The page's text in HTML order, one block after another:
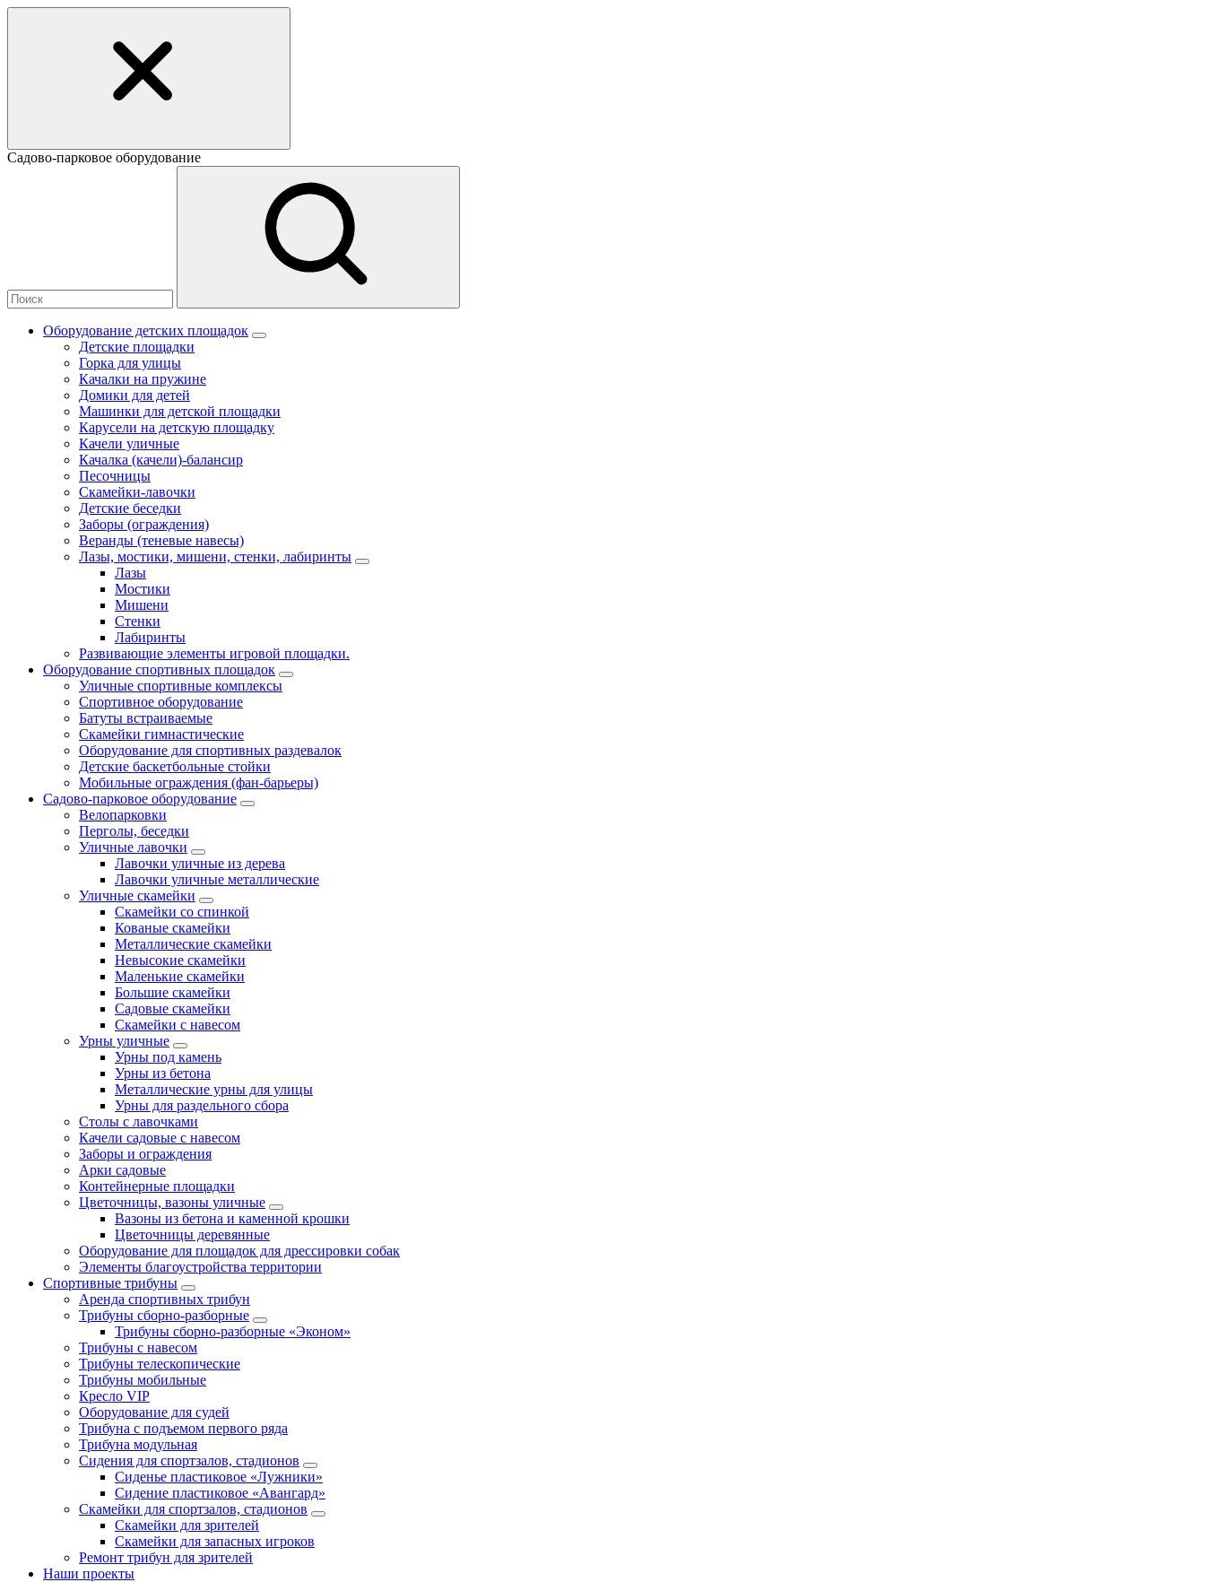
Садово-парковое оборудование
Оборудование детских площадок
Детские площадки
Горка для улицы
Качалки на пружине
Домики для детей
Машинки для детской площадки
Карусели на детскую площадку
Качели уличные
Качалка (качели)-балансир
Песочницы
Скамейки-лавочки
Детские беседки
Заборы (ограждения)
Веранды (теневые навесы)
Лазы, мостики, мишени, стенки, лабиринты
Лазы
Мостики
Мишени
Стенки
Лабиринты
Развивающие элементы игровой площадки.
Оборудование спортивных площадок
Уличные спортивные комплексы
Спортивное оборудование
Батуты встраиваемые
Скамейки гимнастические
Оборудование для спортивных раздевалок
Детские баскетбольные стойки
Мобильные ограждения (фан-барьеры)
Садово-парковое оборудование
Велопарковки
Перголы, беседки
Уличные лавочки
Лавочки уличные из дерева
Лавочки уличные металлические
Уличные скамейки
Скамейки со спинкой
Кованые скамейки
Металлические скамейки
Невысокие скамейки
Маленькие скамейки
Большие скамейки
Садовые скамейки
Скамейки с навесом
Урны уличные
Урны под камень
Урны из бетона
Металлические урны для улицы
Урны для раздельного сбора
Столы с лавочками
Качели садовые с навесом
Заборы и ограждения
Арки садовые
Контейнерные площадки
Цветочницы, вазоны уличные
Вазоны из бетона и каменной крошки
Цветочницы деревянные
Оборудование для площадок для дрессировки собак
Элементы благоустройства территории
Спортивные трибуны
Аренда спортивных трибун
Трибуны сборно-разборные
Трибуны сборно-разборные «Эконом»
Трибуны с навесом
Трибуны телескопические
Трибуны мобильные
Кресло VIP
Оборудование для судей
Трибуна с подъемом первого ряда
Трибуна модульная
Сидения для спортзалов, стадионов
Сиденье пластиковое «Лужники»
Сидение пластиковое «Авангард»
Скамейки для спортзалов, стадионов
Скамейки для зрителей
Скамейки для запасных игроков
Ремонт трибун для зрителей
Наши проекты